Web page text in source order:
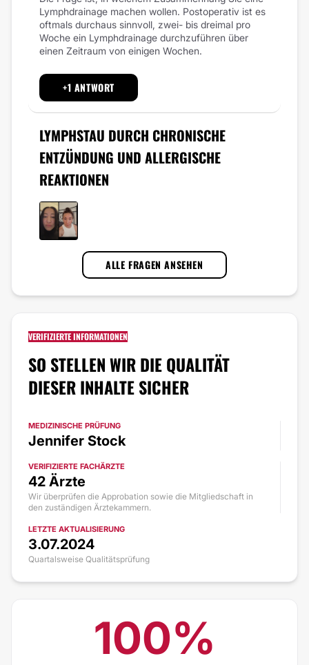
Lymphdrainage machen wollen. Postoperativ ist es
oftmals durchaus sinnvoll, zwei- bis dreimal pro
Woche ein Lymphdrainage durchzuführen über
einen Zeitraum von einigen Wochen.
+1 ANTWORT
LYMPHSTAU DURCH CHRONISCHE
ENTZÜNDUNG UND ALLERGISCHE
REAKTIONEN
ALLE FRAGEN ANSEHEN
VERIFIZIERTE INFORMATIONEN
SO STELLEN WIR DIE QUALITÄT
DIESER INHALTE SICHER
MEDIZINISCHE PRÜFUNG
Jennifer Stock
VERIFIZIERTE FACHÄRZTE
42 Ärzte
Wir überprüfen die Approbation sowie die Mitgliedschaft in
den zuständigen Ärztekammern.
LETZTE AKTUALISIERUNG
3.07.2024
Quartalsweise Qualitätsprüfung
100%